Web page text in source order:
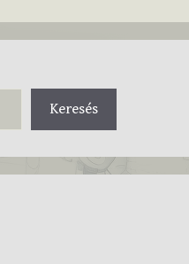
Keresés